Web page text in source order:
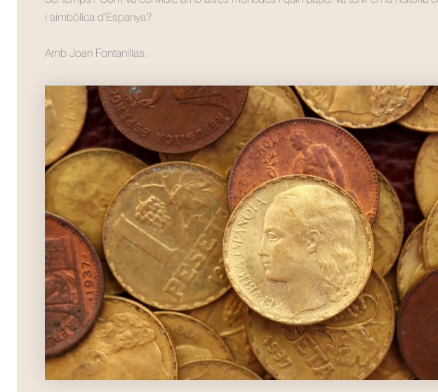
i simbòlica d’Espanya?
Amb Joan Fontanillas.